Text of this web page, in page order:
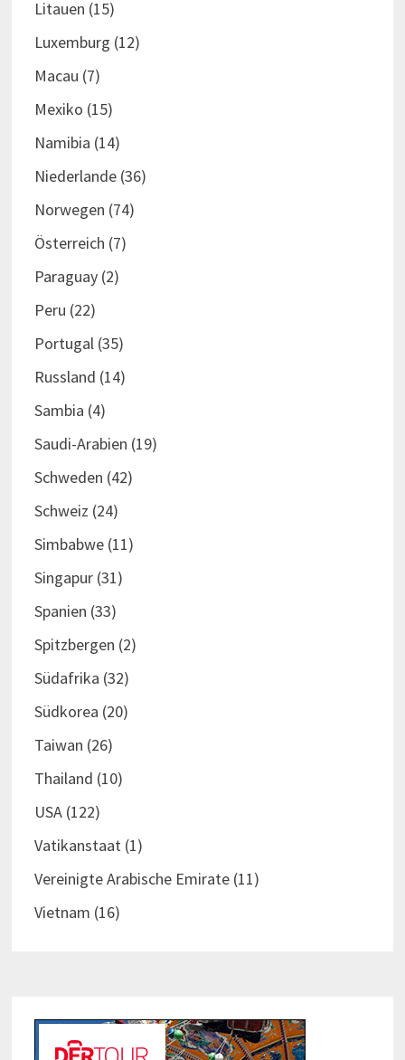
Litauen (15)
Luxemburg (12)
Macau (7)
Mexiko (15)
Namibia (14)
Niederlande(36)
Norwegen (74)
Österreich (7)
Paraguay(2)
Peru (22)
Portugal(35)
Russland (14)
Sambia (4)
Saudi-Arabien (19)
Schweden (42)
Schweiz (24)
Simbabwe(11)
Singapur(31)
Spanien (33)
Spitzbergen (2)
Südafrika (32)
Südkorea (20)
Taiwan (26)
Thailand (10)
USA(122)
Vatikanstaat(1)
Vereinigte Arabische Emirate(11)
Vietnam (16)